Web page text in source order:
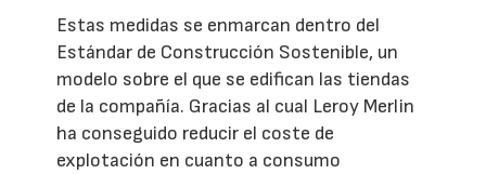
Estas medidas se enmarcan dentro del
Estándar de Construcción Sostenible, un
modelo sobre el que se edifican las tiendas
de la compañía. Gracias al cual Leroy Merlin
ha conseguido reducir el coste de
explotación en cuanto a consumo